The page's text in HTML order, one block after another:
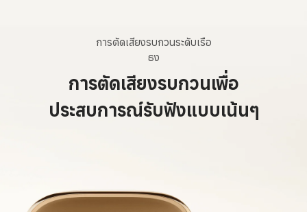
การตัดเสียงรบกวนระดับเรือ
ธง
การตัดเสียงรบกวนเพื่อ
ประสบการณ์รับฟังแบบเน้นๆ